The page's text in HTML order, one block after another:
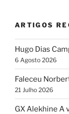
ARTIGOS
Hugo Dias
6 Agosto 2026
Faleceu
21 Julho 2026
GX Alekhine A